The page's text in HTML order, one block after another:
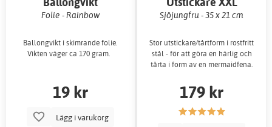
Folie - Rainbow
Ballongvikt i skimrande folie.
Vikten väger ca 170 gram.
19 kr
Lägg i varukorg
Sjöjungfru - 35 x 21 cm
Stor utstickare/tårtform i rostfritt
stål - för att göra en härlig och
tårta i form av en mermaidfena.
179 kr